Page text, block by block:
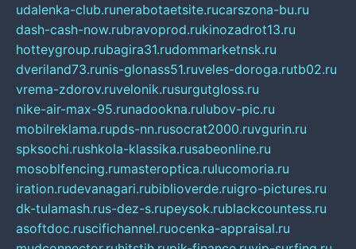
udalenka-club.runerabotaetsite.rucarszona-bu.ru
dash-cash-now.rubravoprod.rukinozadrot13.ru
hotteygroup.rubagira31.rudommarketnsk.ru
dveriland73.runis-glonass51.ruveles-doroga.rutb02.ru
vrema-zdorov.ruvelonik.rusurgutgloss.ru
nike-air-max-95.runadookna.rulubov-pic.ru
mobilreklama.rupds-nn.rusocrat2000.ruvgurin.ru
spksochi.rushkola-klassika.rusabeonline.ru
mosoblfencing.rumasteroptica.rulucomoria.ru
iration.rudevanagari.rubiblioverde.ruigro-pictures.ru
dk-tulamash.rus-dez-s.rupeysok.rublackcountess.ru
asoftdoc.ruscifichannel.ruocenka-appraisal.ru